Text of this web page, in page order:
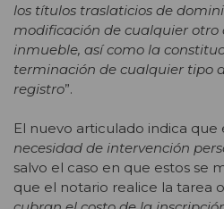
los títulos traslaticios de
modificación de cualquier otro
inmueble, así como la
terminación de cualquier tipo
registro”.
El nuevo articulado indica que
necesidad de intervención
salvo el caso en que estos se
que el notario realice la tarea